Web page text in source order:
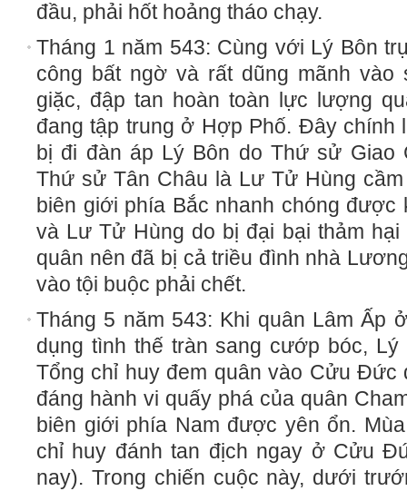
đầu, phải hốt hoảng tháo chạy.
Tháng 1 năm 543: Cùng với Lý Bôn
công bất ngờ và rất dũng mãnh vào
giặc, đập tan hoàn toàn lực lượng
đang tập trung ở Hợp Phố. Đây chính
bị đi đàn áp Lý Bôn do Thứ sử Giao
Thứ sử Tân Châu là Lư Tử Hùng
biên giới phía Bắc nhanh chóng được
và Lư Tử Hùng do bị đại bại thảm
quân nên đã bị cả triều đình nhà
vào tội buộc phải chết.
Tháng 5 năm 543: Khi quân Lâm Ấp
dụng tình thế tràn sang cướp bóc,
Tổng chỉ huy đem quân vào Cửu Đức
đáng hành vi quấy phá của quân
biên giới phía Nam được yên ổn.
chỉ huy đánh tan địch ngay ở Cửu
nay). Trong chiến cuộc này, dưới